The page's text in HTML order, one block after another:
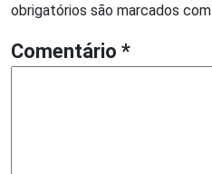
obrigatórios são marcados com
Comentário *